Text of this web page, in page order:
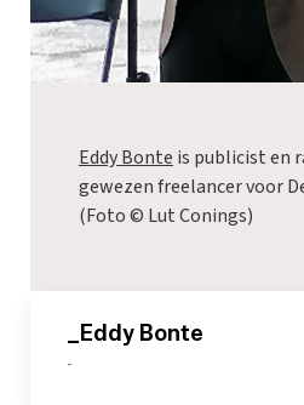
Eddy Bonte is publicist en
gewezen freelancer voor
(Foto © Lut Conings)
_Eddy Bonte
-